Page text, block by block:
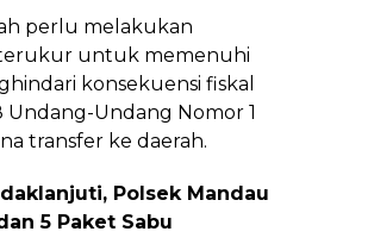
perlu melakukan
terukur untuk memenuhi
konsekuensi fiskal
Undang-Undang Nomor 1
transfer ke daerah.
Polsek Mandau
5 Paket Sabu